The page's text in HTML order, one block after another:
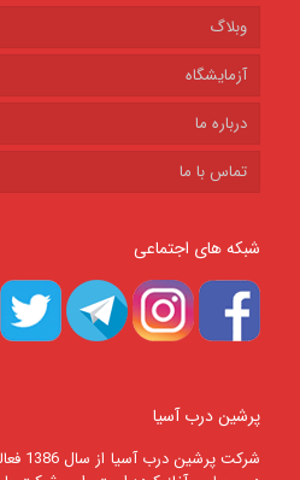
وبلاگ
آزمایشگاه
درباره ما
تماس با ما
شبکه های اجتماعی
پرشین درب آسیا
شرکت